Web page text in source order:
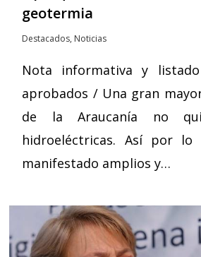
geotermia
Destacados, Noticias
Nota informativa y
aprobados / Una gran
de la Araucanía no
hidroeléctricas. Así por
manifestado amplios y…